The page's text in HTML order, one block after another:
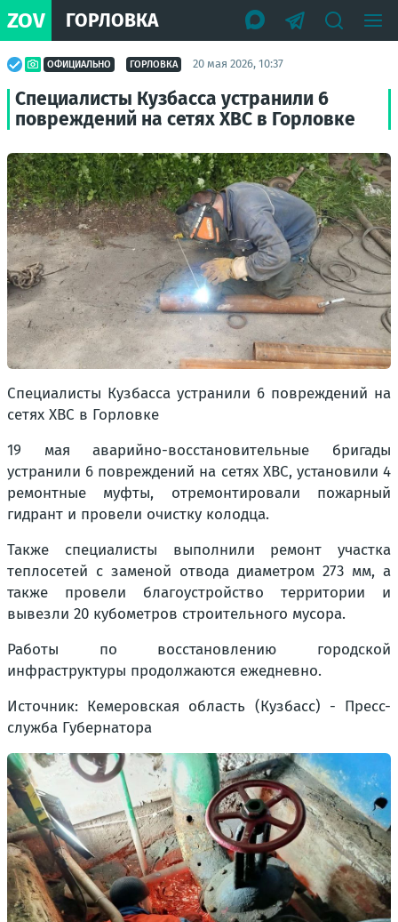
ZOV ГОРЛОВКА
ОФИЦИАЛЬНО ГОРЛОВКА 20 мая 2026, 10:37
Специалисты Кузбасса устранили 6
повреждений на сетях ХВС в Горловке
Специалисты Кузбасса устранили 6 повреждений на
сетях ХВС в Горловке
19 мая аварийно-восстановительные бригады
устранили 6 повреждений на сетях ХВС, установили 4
ремонтные муфты, отремонтировали пожарный
гидрант и провели очистку колодца.
Также специалисты выполнили ремонт участка
теплосетей с заменой отвода диаметром 273 мм, а
также провели благоустройство территории и
вывезли 20 кубометров строительного мусора.
Работы по восстановлению городской
инфраструктуры продолжаются ежедневно.
Источник: Кемеровская область (Кузбасс) - Пресс-
служба Губернатора